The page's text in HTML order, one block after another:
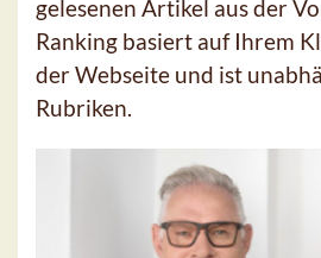
gelesenen Artikel aus der
Ranking basiert auf Ihrem
der Webseite und ist
Rubriken.